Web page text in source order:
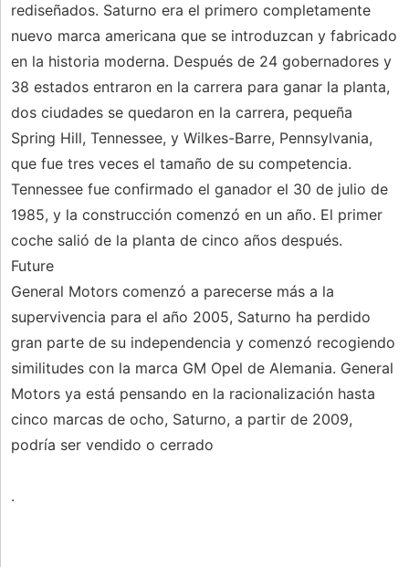
rediseñados. Saturno era el primero completamente
nuevo marca americana que se introduzcan y fabricado
en la historia moderna. Después de 24 gobernadores y
38 estados entraron en la carrera para ganar la planta,
dos ciudades se quedaron en la carrera, pequeña
Spring Hill, Tennessee, y Wilkes-Barre, Pennsylvania,
que fue tres veces el tamaño de su competencia.
Tennessee fue confirmado el ganador el 30 de julio de
1985, y la construcción comenzó en un año. El primer
coche salió de la planta de cinco años después.
Future
General Motors comenzó a parecerse más a la
supervivencia para el año 2005, Saturno ha perdido
gran parte de su independencia y comenzó recogiendo
similitudes con la marca GM Opel de Alemania. General
Motors ya está pensando en la racionalización hasta
cinco marcas de ocho, Saturno, a partir de 2009,
podría ser vendido o cerrado
.